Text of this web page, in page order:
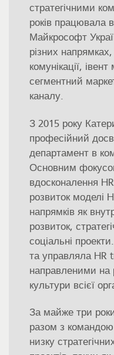
стратегічними
років працювала
Майкрософт
різних
комунікації,
сегментний
каналу.
З 2015 року
професійний
департамент в
Основним
вдосконалення
розвиток моделі
напрямків як
розвиток,
соціальні
та управляла HR
направленими на
культури всієї
За майже три
разом з
низку